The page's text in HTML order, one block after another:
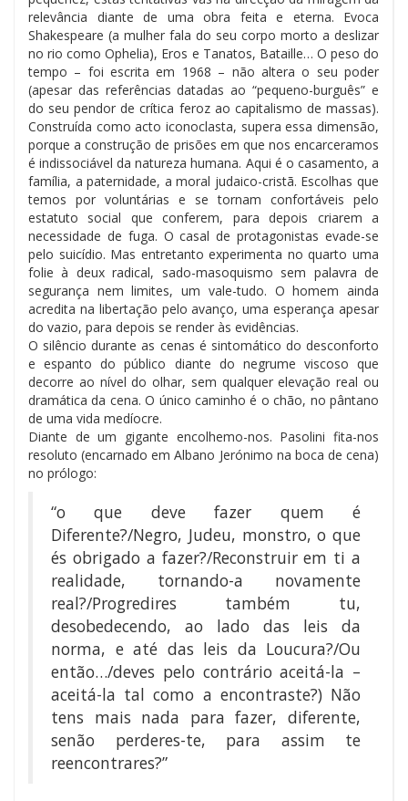
relevância diante de uma obra feita e eterna. Evoca
Shakespeare (a mulher fala do seu corpo morto a deslizar
no rio como Ophelia), Eros e Tanatos, Bataille… O peso do
tempo – foi escrita em 1968 – não altera o seu poder
(apesar das referências datadas ao “pequeno-burguês” e
do seu pendor de crítica feroz ao capitalismo de massas).
Construída como acto iconoclasta, supera essa dimensão,
porque a construção de prisões em que nos encarceramos
é indissociável da natureza humana. Aqui é o casamento, a
família, a paternidade, a moral judaico-cristã. Escolhas que
temos por voluntárias e se tornam confortáveis pelo
estatuto social que conferem, para depois criarem a
necessidade de fuga. O casal de protagonistas evade-se
pelo suicídio. Mas entretanto experimenta no quarto uma
folie à deux radical, sado-masoquismo sem palavra de
segurança nem limites, um vale-tudo. O homem ainda
acredita na libertação pelo avanço, uma esperança apesar
do vazio, para depois se render às evidências.
O silêncio durante as cenas é sintomático do desconforto
e espanto do público diante do negrume viscoso que
decorre ao nível do olhar, sem qualquer elevação real ou
dramática da cena. O único caminho é o chão, no pântano
de uma vida medíocre.
Diante de um gigante encolhemo-nos. Pasolini fita-nos
resoluto (encarnado em Albano Jerónimo na boca de cena)
no prólogo:
“o que deve fazer quem é
Diferente?/Negro, Judeu, monstro, o que
és obrigado a fazer?/Reconstruir em ti a
realidade, tornando-a novamente
real?/Progredires também tu,
desobedecendo, ao lado das leis da
norma, e até das leis da Loucura?/Ou
então…/deves pelo contrário aceitá-la –
aceitá-la tal como a encontraste?) Não
tens mais nada para fazer, diferente,
senão perderes-te, para assim te
reencontrares?”